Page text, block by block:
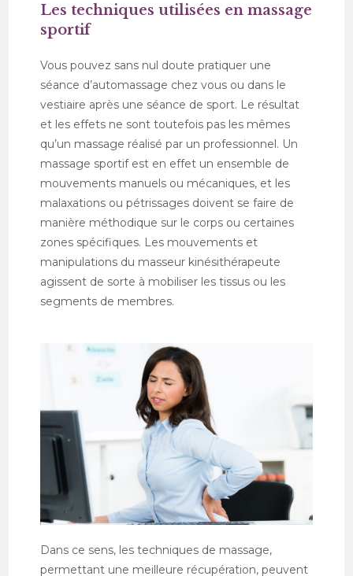
Les techniques utilisées en massage
sportif
Vous pouvez sans nul doute pratiquer une
séance d’automassage chez vous ou dans le
vestiaire après une séance de sport. Le résultat
et les effets ne sont toutefois pas les mêmes
qu’un massage réalisé par un professionnel. Un
massage sportif est en effet un ensemble de
mouvements manuels ou mécaniques, et les
malaxations ou pétrissages doivent se faire de
manière méthodique sur le corps ou certaines
zones spécifiques. Les mouvements et
manipulations du masseur kinésithérapeute
agissent de sorte à mobiliser les tissus ou les
segments de membres.
Dans ce sens, les techniques de massage,
permettant une meilleure récupération, peuvent